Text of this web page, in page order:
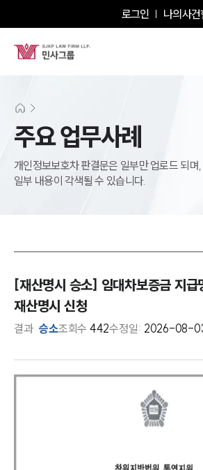
로그인 나의사건
주요 업무사례
개인정보보호차 판결문은 일부만 업로드 되며,
일부 내용이 각색될 수 있습니다.
[재산명시 승소] 임대차보증금 지급
재산명시 신청
결과 승소조회수 442수정일: 2026-08-